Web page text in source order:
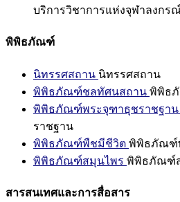
บริการวิชาการแห่งจุฬาลงกร
พิพิธภัณฑ์
นิทรรศสถาน นิทรรศสถาน
พิพิธภัณฑ์ชลทัศนสถาน พิพิธ
พิพิธภัณฑ์พระจุฑาธุชราชฐาน
ราชฐาน
พิพิธภัณฑ์พืชมีชีวิต พิพิธภัณฑ์
พิพิธภัณฑ์สมุนไพร พิพิธภัณฑ์
สารสนเทศและการสื่อสาร